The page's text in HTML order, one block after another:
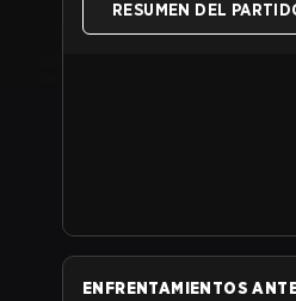
RESUMEN DEL
ENFRENTAMIENTOS